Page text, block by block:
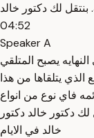
04:52
Speaker A
يصبح المتلقي
يتلقاها من هذا
فاي نوع من انواع
دكتور خالد دكتور
خالد في الايام